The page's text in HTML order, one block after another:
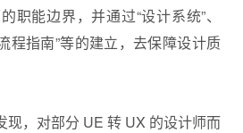
职能边界，并通过“设计系统”、
程指南”等的建立，去保障设计质
现，对部分 UE 转 UX 的设计师而